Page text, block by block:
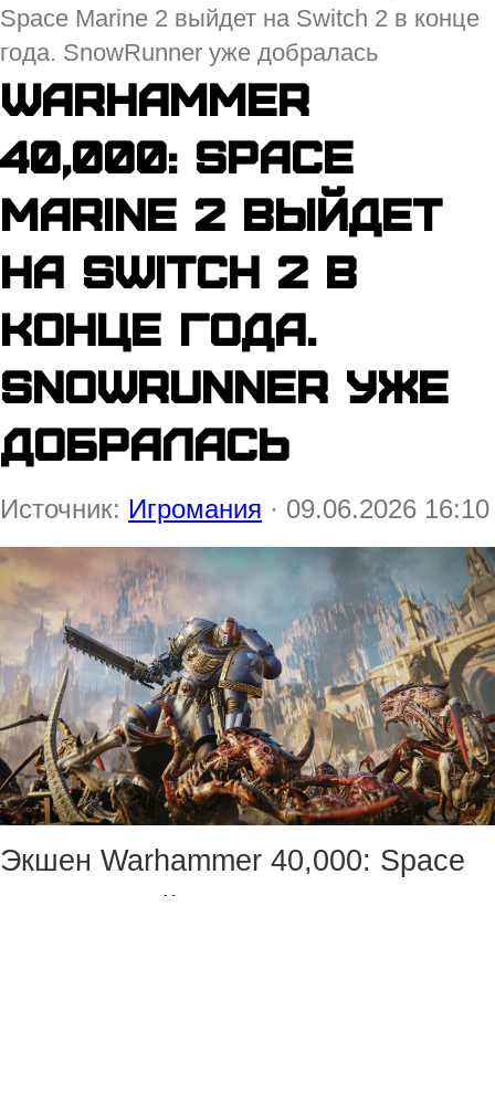
Space Marine 2 выйдет на Switch 2 в конце
года. SnowRunner уже добралась
Warhammer
40,000: Space
Marine 2 выйдет
на Switch 2 в
конце года.
SnowRunner уже
добралась
Источник: Игромания · 09.06.2026 16:10
Экшен Warhammer 40,000: Space
Marine 2 выйдет на Nintendo Switch